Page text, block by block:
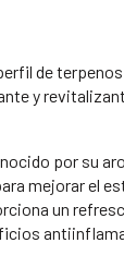
de
y
por su
mejorar el
un